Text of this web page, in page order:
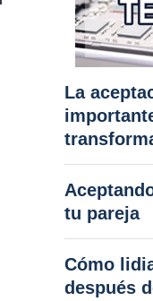
La
tu pareja
Cómo
después